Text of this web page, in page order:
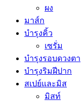
ผง
มาส์ก
บำรุงคิ้ว
เซรั่ม
บำรุงรอบดวงตา
บำรุงริมฝีปาก
สเปย์และมิส
มิสท์